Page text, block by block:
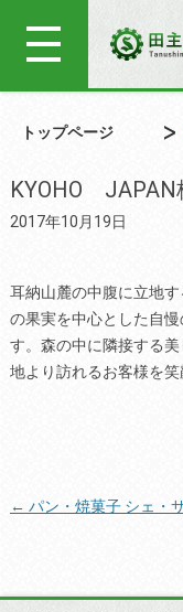
トップページ
KYOHO JAPAN
2017年10月19日
耳納山麓の中腹に立地
の果実を中心とした自
す。森の中に隣接する
地より訪れるお客様を笑
投
ビ
← パン・焼菓子 シェ・